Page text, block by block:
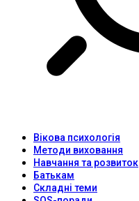
Вікова психологія
Методи виховання
Навчання та розвиток
Батькам
Складні теми